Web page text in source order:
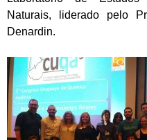
Naturais, liderado pelo
Denardin.